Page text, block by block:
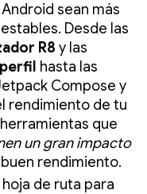
sean más
Desde las
R8 y las
hasta las
Compose y
rendimiento de tu
que
un gran impacto
rendimiento.
de ruta para